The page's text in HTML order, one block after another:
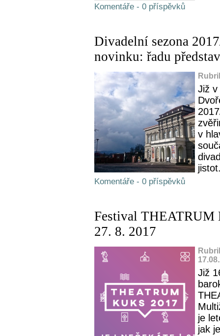
Komentáře - 0 příspěvků
Divadelní sezona
novinku: řadu
Již
v
Komentáře - 0 příspěvků
Festival THEATRUM
27. 8. 2017
Již
je
jak